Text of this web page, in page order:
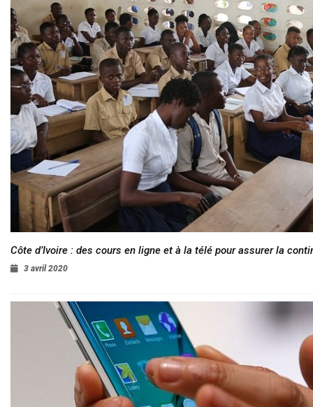
Côte d’Ivoire : des cours en ligne et à la télé pour assurer la
3 avril 2020